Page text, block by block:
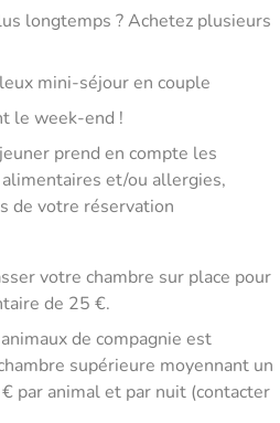
longtemps ? Achetez plusieurs
mini-séjour en couple
le week-end !
prend en compte les
et/ou allergies,
de votre réservation
votre chambre sur place pour
de 25 €.
de compagnie est
supérieure moyennant un
par animal et par nuit (contacter